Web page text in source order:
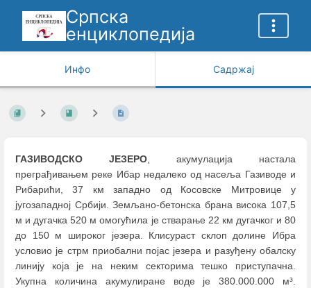
Српска
енциклопедија
Инфо Садржај
ГАЗИВОДСКО ЈЕЗЕРО, акумулација настала
преграђивањем реке Ибар недалеко од насеља Газиводе и
Рибарићи, 37 км западно од Косовске Митровице у
југозападној Србији. Земљано-бетонска брана висока 107,5
м и дугачка 520 м омогућила је стварање 22 км дугачког и 80
до 150 м широког језера. Клисураст склоп долине Ибра
условиo је стрм приобални појас језера и разуђену обалску
линију која је на неким секторима тешко приступачна.
Укупна количина акумулиране воде је 380.000.000 м³.